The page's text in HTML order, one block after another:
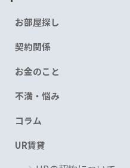
お部屋探し
契約関係
お金のこと
不満・悩み
コラム
UR賃貸